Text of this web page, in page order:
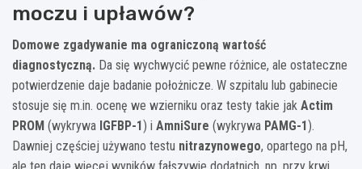
moczu i upławów?
Domowe zgadywanie ma ograniczoną wartość
diagnostyczną. Da się wychwycić pewne różnice, ale ostateczne
potwierdzenie daje badanie położnicze. W szpitalu lub gabinecie
stosuje się m.in. ocenę we wzierniku oraz testy takie jak Actim
PROM (wykrywa IGFBP-1) i AmniSure (wykrywa PAMG-1).
Dawniej częściej używano testu nitrazynowego, opartego na pH,